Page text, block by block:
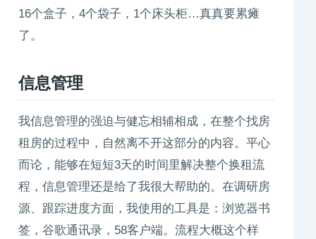
16个盒子，4个袋子，1个床头柜…真真要累瘫
了。
信息管理
我信息管理的强迫与健忘相辅相成，在整个找房
租房的过程中，自然离不开这部分的内容。平心
而论，能够在短短3天的时间里解决整个换租流
程，信息管理还是给了我很大帮助的。在调研房
源、跟踪进度方面，我使用的工具是：浏览器书
签，谷歌通讯录，58客户端。流程大概这个样